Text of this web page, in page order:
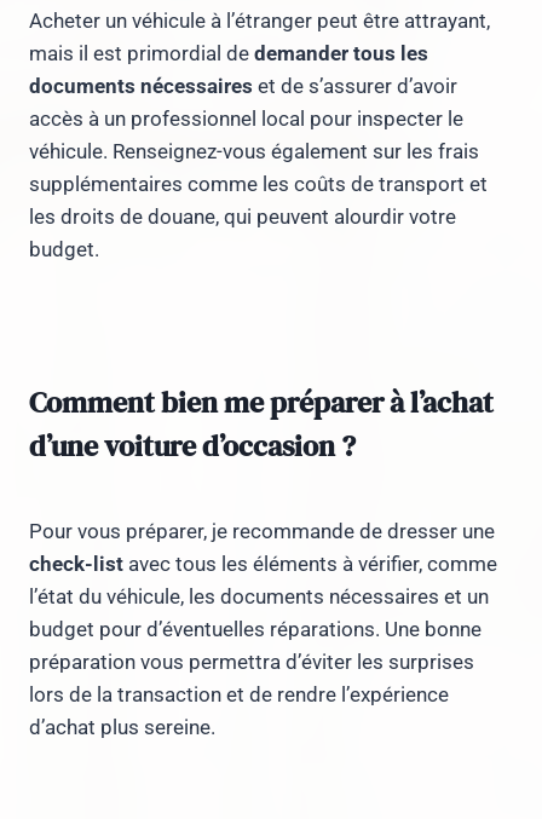
Acheter un véhicule à l’étranger peut être attrayant,
mais il est primordial de demander tous les
documents nécessaires et de s’assurer d’avoir
accès à un professionnel local pour inspecter le
véhicule. Renseignez-vous également sur les frais
supplémentaires comme les coûts de transport et
les droits de douane, qui peuvent alourdir votre
budget.
Comment bien me préparer à l’achat
d’une voiture d’occasion ?
Pour vous préparer, je recommande de dresser une
check-list avec tous les éléments à vérifier, comme
l’état du véhicule, les documents nécessaires et un
budget pour d’éventuelles réparations. Une bonne
préparation vous permettra d’éviter les surprises
lors de la transaction et de rendre l’expérience
d’achat plus sereine.